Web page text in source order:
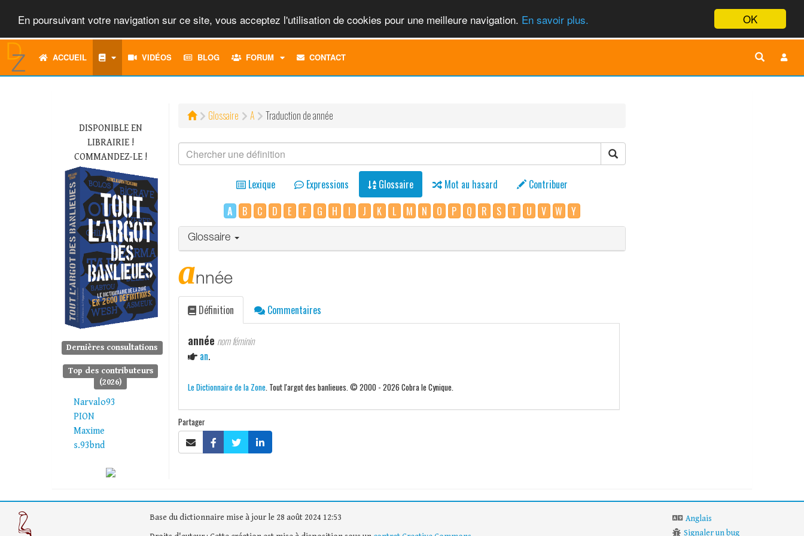
OK
En poursuivant votre navigation sur ce site, vous acceptez l'utilisation de cookies pour une meilleure navigation. En savoir plus.
ACCUEIL VIDÉOS BLOG FORUM
TOGGLECONTACT
DISPONIBLE EN
LIBRAIRIE !
COMMANDEZ-LE !
Dernières consultations
Top des contributeurs
(2026)
Narvalo93
PION
Maxime
s.93bnd
Glossaire A Traduction de année
Lexique Expressions Glossaire Mot au hasard
Contribuer
A
B C D E F G H I J K L M N O P Q R S T U V W Y
Glossaire
année
Définition Commentaires
année nom féminin
an.
Le Dictionnaire de la Zone. Tout l'argot des banlieues. © 2000 - 2026 Cobra le Cynique.
Partager
Base du dictionnaire mise à jour le 28 août 2024 12:53
Anglais
Signaler un bug